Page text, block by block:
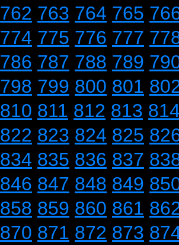
762 763 764 765
774 775 776 777
786 787 788 789
798 799 800 801
810 811 812 813
822 823 824 825
834 835 836 837
846 847 848 849
858 859 860 861
870 871 872 873